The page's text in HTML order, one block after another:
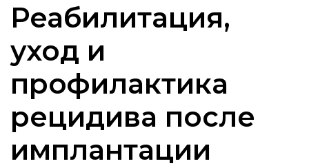
Реабилитация,
уход и
профилактика
рецидива после
имплантации